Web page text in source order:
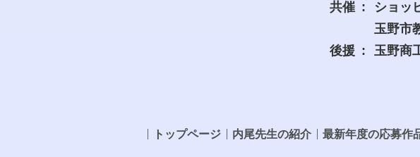
共催
ショッ
玉野市
後援
玉野商
トップページ 内尾先生の紹介 最新年度の応募作